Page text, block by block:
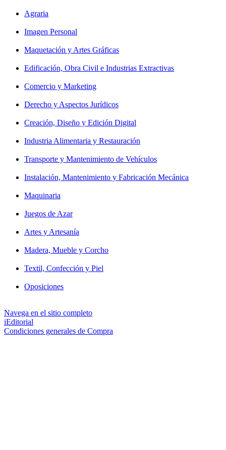
Agraria
Imagen Personal
Maquetación y Artes Gráficas
Edificación, Obra Civil e Industrias Extractivas
Comercio y Marketing
Derecho y Aspectos Jurídicos
Creación, Diseño y Edición Digital
Industria Alimentaria y Restauración
Transporte y Mantenimiento de Vehículos
Instalación, Mantenimiento y Fabricación Mecánica
Maquinaria
Juegos de Azar
Artes y Artesanía
Madera, Mueble y Corcho
Textil, Confección y Piel
Oposiciones
Navega en el sitio completo
iEditorial
Condiciones generales de Compra